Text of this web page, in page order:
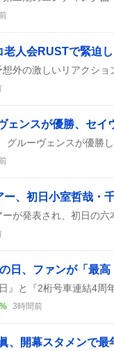
ェンスが優勝、セ
の日、ファンが「最
% 3時間前
、開幕スタメンで